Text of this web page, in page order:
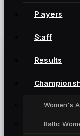
Players
Staff
Results
Women's
Baltic
Home
Gintra naujienos